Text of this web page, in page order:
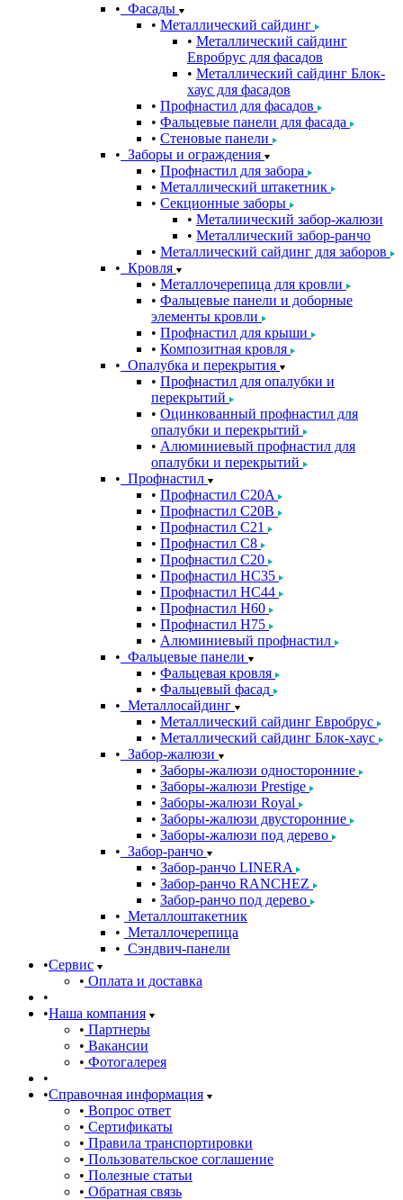
Фасады
Металлический сайдинг
Металлический сайдинг
Евробрус для фасадов
Металлический сайдинг Блок-
хаус для фасадов
Профнастил для фасадов
Фальцевые панели для фасада
Стеновые панели
Заборы и ограждения
Профнастил для забора
Металлический штакетник
Секционные заборы
Металиический забор-жалюзи
Металлический забор-ранчо
Металлический сайдинг для заборов
Кровля
Металлочерепица для кровли
Фальцевые панели и доборные
элементы кровли
Профнастил для крыши
Композитная кровля
Опалубка и перекрытия
Профнастил для опалубки и
перекрытий
Оцинкованный профнастил для
опалубки и перекрытий
Алюминиевый профнастил для
опалубки и перекрытий
Профнастил
Профнастил С20A
Профнастил С20B
Профнастил С21
Профнастил С8
Профнастил С20
Профнастил НС35
Профнастил НС44
Профнастил Н60
Профнастил Н75
Алюминиевый профнастил
Фальцевые панели
Фальцевая кровля
Фальцевый фасад
Металлосайдинг
Металлический сайдинг Евробрус
Металлический сайдинг Блок-хаус
Забор-жалюзи
Заборы-жалюзи односторонние
Заборы-жалюзи Prestige
Заборы-жалюзи Royal
Заборы-жалюзи двусторонние
Заборы-жалюзи под дерево
Забор-ранчо
Забор-ранчо LINERA
Забор-ранчо RANCHEZ
Забор-ранчо под дерево
Металлоштакетник
Металлочерепица
Сэндвич-панели
Сервис
Оплата и доставка
Наша компания
Партнеры
Вакансии
Фотогалерея
Справочная информация
Вопрос ответ
Сертификаты
Правила транспортировки
Пользовательское соглашение
Полезные статьи
Обратная связь